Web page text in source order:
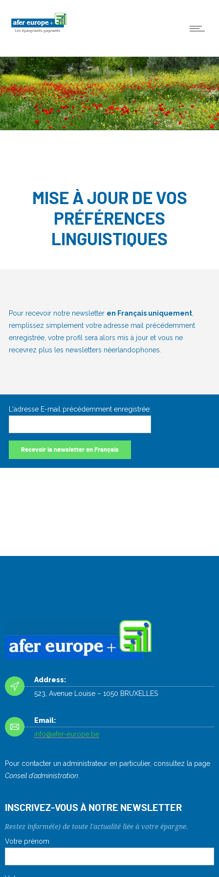
MISE À JOUR DE VOS
PRÉFÉRENCES
LINGUISTIQUES
Pour recevoir notre newsletter en Français uniquement,
remplissez simplement votre adresse mail précédemment
enregistrée, votre profil sera alors mis à jour et vous ne
recevrez plus les newsletters néerlandophones.
L'adresse E-mail précédemment enregistrée:
Address:
523, Avenue Louise – 1050 BRUXELLES
Email:
info@afer-europe.be
Pour contacter un administrateur en particulier, consultez la page
Conseil d’administration
INSCRIVEZ-VOUS À NOTRE NEWSLETTER
Restez informé(e) de toute l'actualité liée à votre épargne.